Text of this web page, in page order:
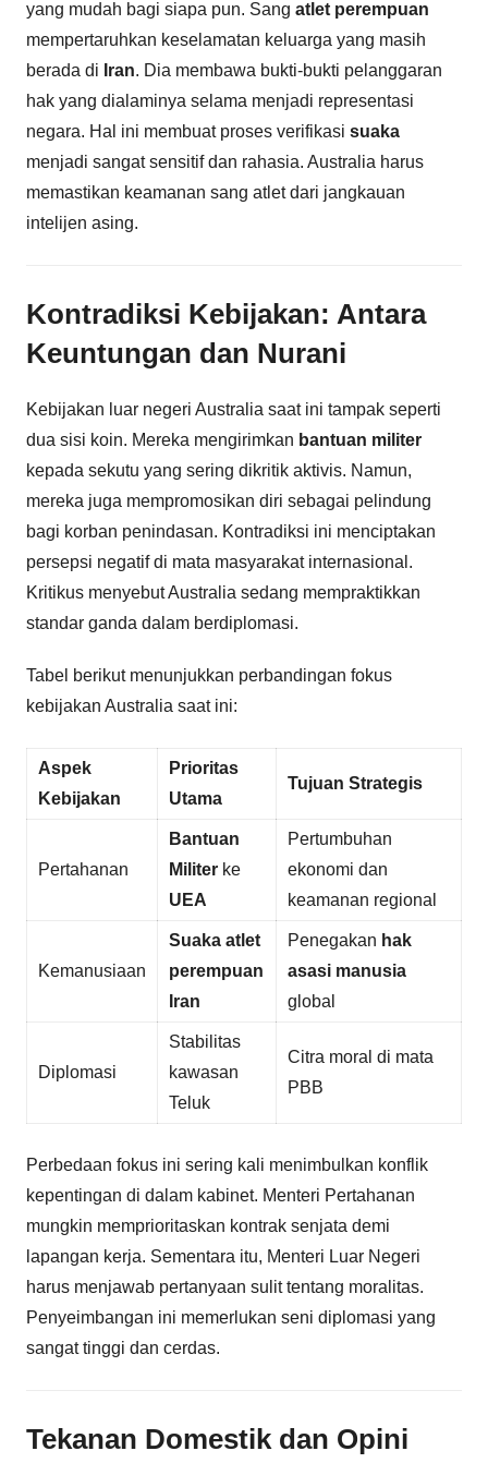
yang mudah bagi siapa pun. Sang atlet perempuan
mempertaruhkan keselamatan keluarga yang masih
berada di Iran. Dia membawa bukti-bukti pelanggaran
hak yang dialaminya selama menjadi representasi
negara. Hal ini membuat proses verifikasi suaka
menjadi sangat sensitif dan rahasia. Australia harus
memastikan keamanan sang atlet dari jangkauan
intelijen asing.
Kontradiksi Kebijakan: Antara
Keuntungan dan Nurani
Kebijakan luar negeri Australia saat ini tampak seperti
dua sisi koin. Mereka mengirimkan bantuan militer
kepada sekutu yang sering dikritik aktivis. Namun,
mereka juga mempromosikan diri sebagai pelindung
bagi korban penindasan. Kontradiksi ini menciptakan
persepsi negatif di mata masyarakat internasional.
Kritikus menyebut Australia sedang mempraktikkan
standar ganda dalam berdiplomasi.
Tabel berikut menunjukkan perbandingan fokus
kebijakan Australia saat ini:
Aspek
Kebijakan
Prioritas
Utama
Tujuan Strategis
Pertahanan
Bantuan
Militerke
UEA
Pertumbuhan
ekonomi dan
keamanan regional
Kemanusiaan
Suaka atlet
perempuan
Iran
Penegakan hak
asasi manusia
global
Diplomasi
Stabilitas
kawasan
Teluk
Citra moral di mata
PBB
Perbedaan fokus ini sering kali menimbulkan konflik
kepentingan di dalam kabinet. Menteri Pertahanan
mungkin memprioritaskan kontrak senjata demi
lapangan kerja. Sementara itu, Menteri Luar Negeri
harus menjawab pertanyaan sulit tentang moralitas.
Penyeimbangan ini memerlukan seni diplomasi yang
sangat tinggi dan cerdas.
Tekanan Domestik dan Opini